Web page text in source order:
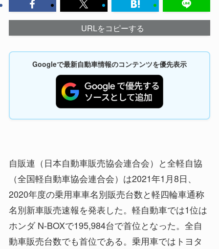
URLをコピーする
Googleで最新自動車情報のコンテンツを優先表示
自販連（日本自動車販売協会連合会）と全軽自協
（全国軽自動車協会連合会）は2021年1月8日、
2020年度の乗用車車名別販売台数と軽四輪車通称
名別新車販売速報を発表した。軽自動車では1位は
ホンダ N-BOXで195,984台で首位となった。全自
動車販売台数でも首位である。乗用車ではトヨタ